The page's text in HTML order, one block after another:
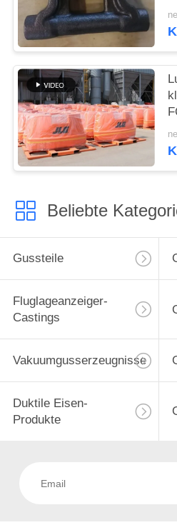
Beliebte
Gussteile
Fluglageanzeiger-
Castings
Vakuumgusserzeugnisse
Duktile Eisen-
Produkte